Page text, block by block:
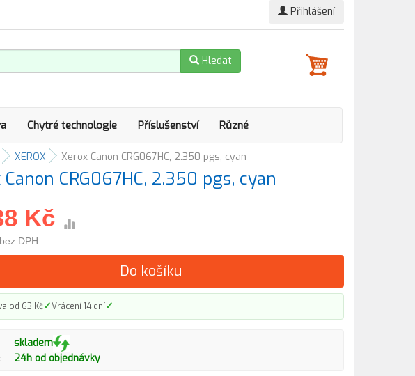
Přihlášení
Hledat
Chytré technologie Příslušenství Různé
XEROX Xerox Canon CRG067HC, 2.350 pgs, cyan
Canon CRG067HC, 2.350 pgs, cyan
Kč
DPH
Do košíku
od 63 Kč✓Vrácení 14 dní✓
skladem
24h od objednávky